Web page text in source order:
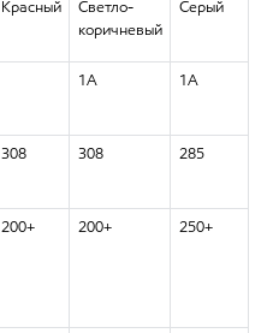
Красный
Светло-
коричневый
Серый
1A 1A
308 308 285
200+ 200+ 250+